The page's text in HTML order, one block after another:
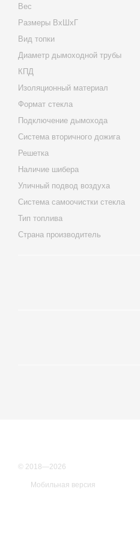
Вес
Размеры ВхШхГ
Вид топки
Диаметр дымоходной трубы
КПД
Изоляционный материал
Формат стекла
Подключение дымохода
Система вторичного дожига
Решетка
Наличие шибера
Уличный подвод воздуха
Система самоочистки стекла
Тип топлива
Страна производитель
© 2018—2026
Мобильная версия